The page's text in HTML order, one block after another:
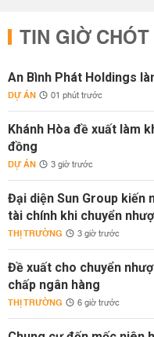
TIN GIỜ CHÓT
An Bình Phát Holdings
DỰ ÁN 01 phút trước
Khánh Hòa đề xuất làm
đồng
DỰ ÁN 3 giờ trước
Đại diện Sun Group kiến
tài chính khi chuyển
THỊ TRƯỜNG 3 giờ trước
Đề xuất cho chuyển
chấp ngân hàng
THỊ TRƯỜNG 6 giờ trước